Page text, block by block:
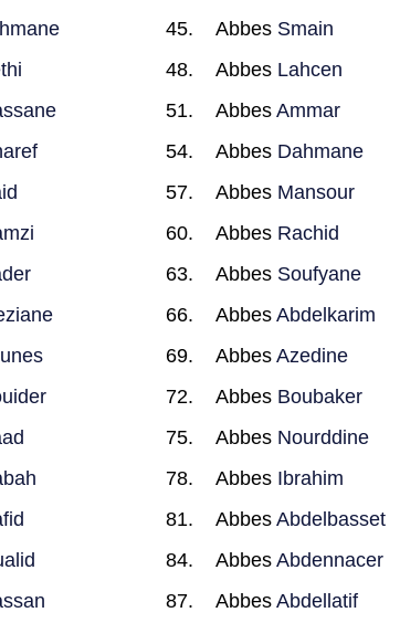
Abbes Smain
Abbes Lahcen
AbbesAmmar
Abbes Dahmane
Abbes Mansour
Abbes Rachid
Abbes Soufyane
AbbesAbdelkarim
AbbesAzedine
Abbes Boubaker
Abbes Nourddine
Abbes Ibrahim
AbbesAbdelbasset
AbbesAbdennacer
AbbesAbdellatif